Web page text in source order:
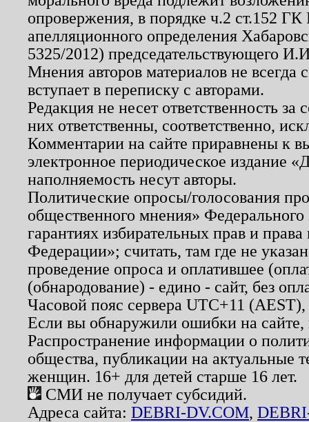
опровержения, в порядке ч.2 ст.152
апелляционного определения
5325/2012) председательствующего
Мнения авторов материалов не
вступает в переписку с авторами.
Редакция не несет ответственность
них ответственны, соответственно,
Комментарии на сайте приравнены к
электронное периодическое издание
наполняемость несут авторы.
Политические опросы/голосования
общественного мнения»
гарантиях избирательных прав и
Федерации»; считать, там где не
проведение опроса и оплатившее
(обнародование) - едино - сайт, без
Часовой пояс сервера UTC+11
Если вы обнаружили ошибки на
Распространение информации о
общества, публикации на актуальные
женщин. 16+ для детей старше 16 лет.
СМИ не получает субсидий.
Адреса сайта: DEBRI-DV.COM,